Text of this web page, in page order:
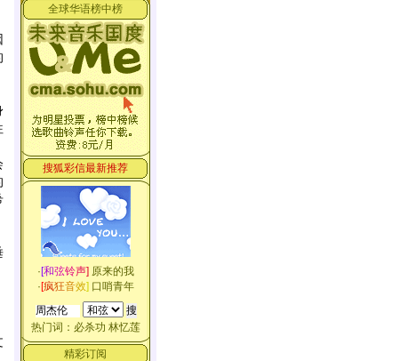
全球华语榜中榜
搜狐彩信最新推荐
·[和弦铃声] 原来的我
·[疯狂音效] 口哨青年
热门词： 必杀功 林忆莲
精彩订阅